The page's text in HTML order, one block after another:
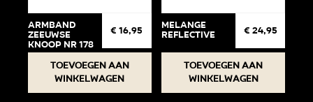
Armband
Zeeuwse
knoop Nr 178
€ 16,95
Toevoegen aan
winkelwagen
Melange
Reflective € 24,95
Toevoegen aan
winkelwagen